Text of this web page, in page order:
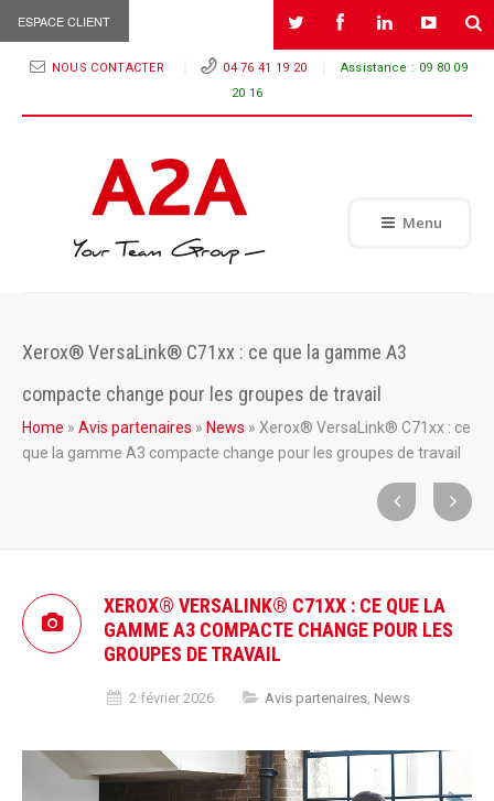
ESPACE CLIENT
NOUS CONTACTER 04 76 41 19 20 Assistance : 09 80 09
20 16
Menu
Xerox® VersaLink® C71xx : ce que la gamme A3
compacte change pour les groupes de travail
Home » Avis partenaires » News » Xerox® VersaLink® C71xx : ce
que la gamme A3 compacte change pour les groupes de travail
XEROX® VERSALINK® C71XX : CE QUE LA
GAMME A3 COMPACTE CHANGE POUR LES
GROUPES DE TRAVAIL
2 février 2026 Avis partenaires, News